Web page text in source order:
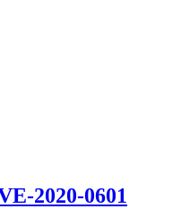
2020-0601